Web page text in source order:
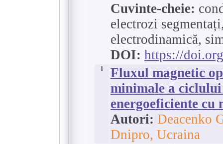
Cuvinte-cheie:
electrozi
electrodinamică,
DOI: https://
1
Fluxul magnetic
minimale a
energoeficiente cu
Autori: Deacenko
Dnipro, Ucraina